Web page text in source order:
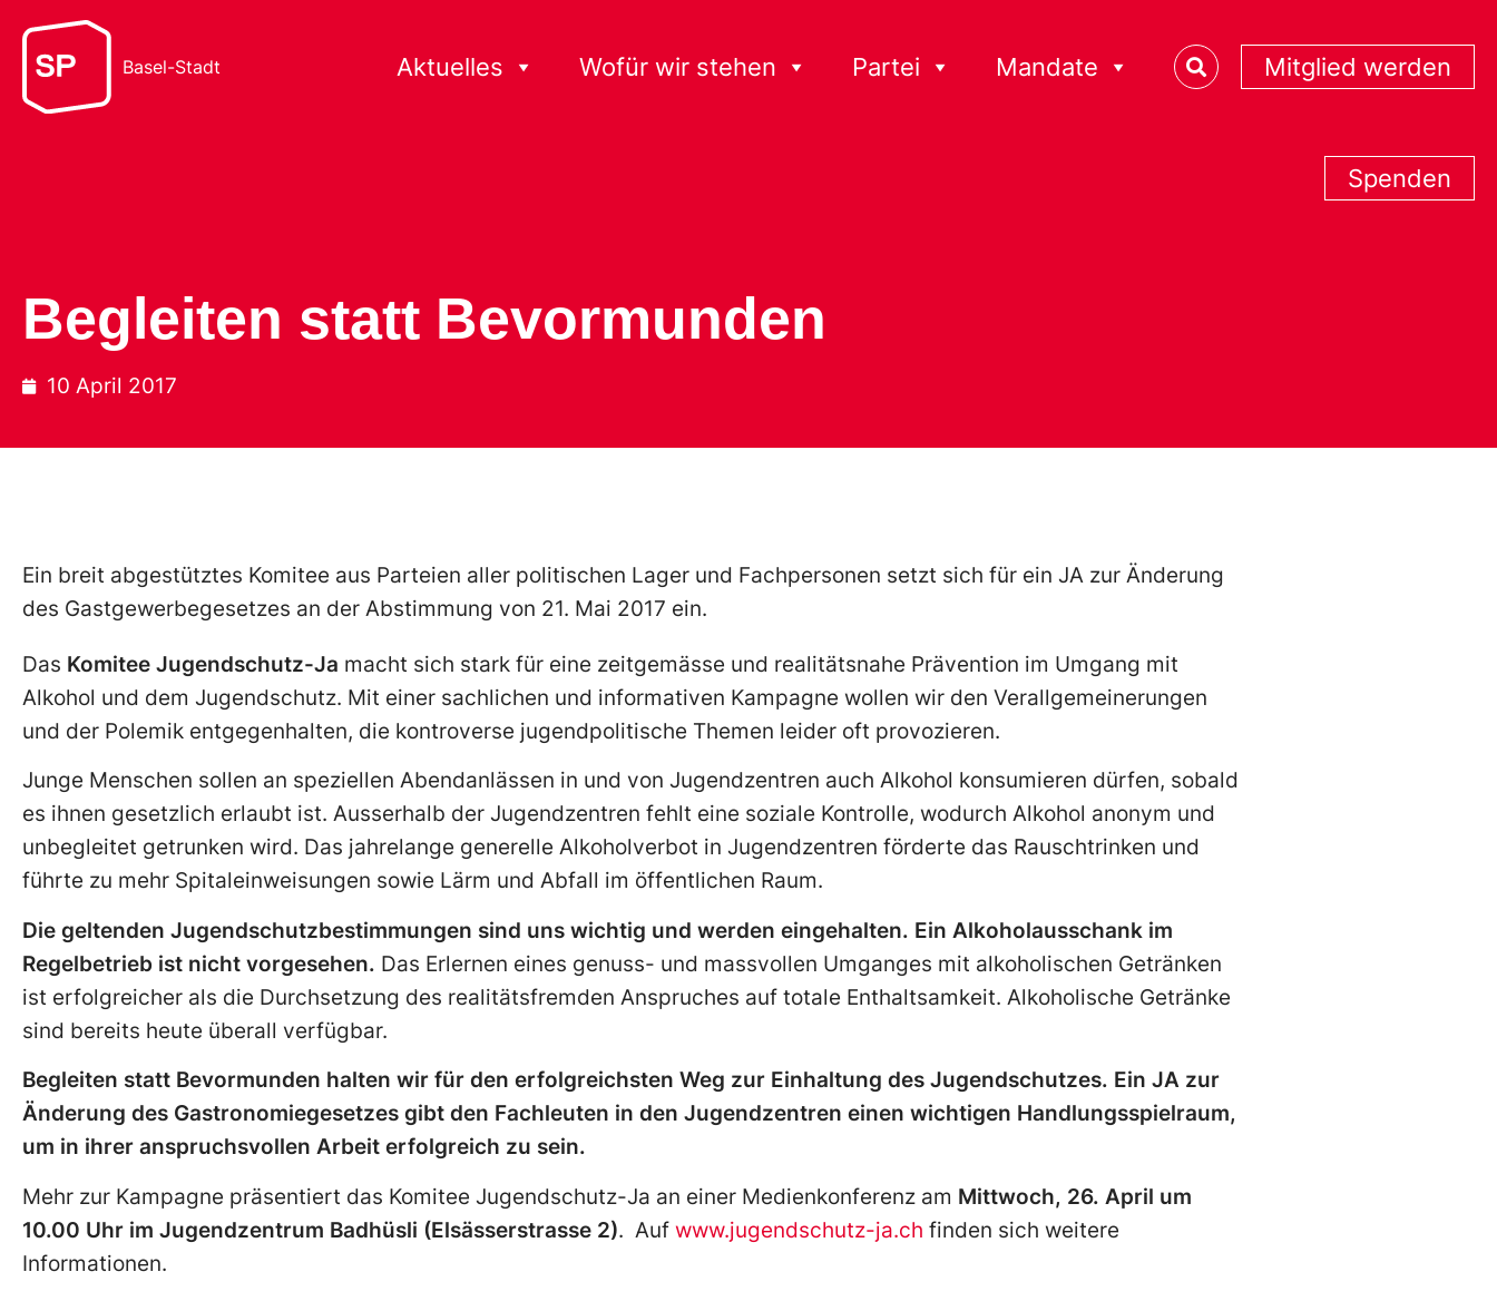
Basel-Stadt Aktuelles Wofür wir stehen Partei Mandate Mitglied werden
Spenden
Begleiten statt Bevormunden
10 April 2017
Ein breit abgestütztes Komitee aus Parteien aller politischen Lager und Fachpersonen setzt sich für ein JA zur Änderung
des Gastgewerbegesetzes an der Abstimmung von 21. Mai 2017 ein.
Das Komitee Jugendschutz-Ja macht sich stark für eine zeitgemässe und realitätsnahe Prävention im Umgang mit
Alkohol und dem Jugendschutz. Mit einer sachlichen und informativen Kampagne wollen wir den Verallgemeinerungen
und der Polemik entgegenhalten, die kontroverse jugendpolitische Themen leider oft provozieren.
Junge Menschen sollen an speziellen Abendanlässen in und von Jugendzentren auch Alkohol konsumieren dürfen, sobald
es ihnen gesetzlich erlaubt ist. Ausserhalb der Jugendzentren fehlt eine soziale Kontrolle, wodurch Alkohol anonym und
unbegleitet getrunken wird. Das jahrelange generelle Alkoholverbot in Jugendzentren förderte das Rauschtrinken und
führte zu mehr Spitaleinweisungen sowie Lärm und Abfall im öffentlichen Raum.
Die geltenden Jugendschutzbestimmungen sind uns wichtig und werden eingehalten. Ein Alkoholausschank im
Regelbetrieb ist nicht vorgesehen. Das Erlernen eines genuss- und massvollen Umganges mit alkoholischen Getränken
ist erfolgreicher als die Durchsetzung des realitätsfremden Anspruches auf totale Enthaltsamkeit. Alkoholische Getränke
sind bereits heute überall verfügbar.
Begleiten statt Bevormunden halten wir für den erfolgreichsten Weg zur Einhaltung des Jugendschutzes. Ein JA zur
Änderung des Gastronomiegesetzes gibt den Fachleuten in den Jugendzentren einen wichtigen Handlungsspielraum,
um in ihrer anspruchsvollen Arbeit erfolgreich zu sein.
Mehr zur Kampagne präsentiert das Komitee Jugendschutz-Ja an einer Medienkonferenz am Mittwoch, 26. April um
10.00 Uhr im Jugendzentrum Badhüsli (Elsässerstrasse 2). Auf www.jugendschutz-ja.ch finden sich weitere
Informationen.